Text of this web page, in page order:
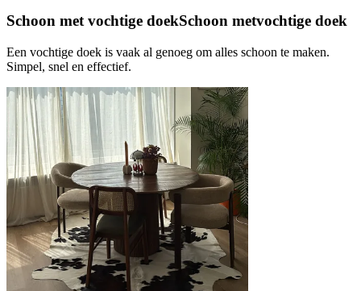
Schoon met vochtige doekSchoon metvochtige doek
Een vochtige doek is vaak al genoeg om alles schoon te maken.
Simpel, snel en effectief.